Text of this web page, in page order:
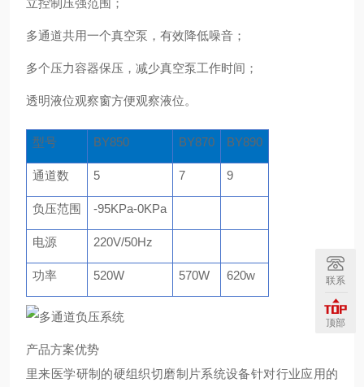
立控制压强范围；
多通道共用一个真空泵，有效降低噪音；
多个压力容器保压，减少真空泵工作时间；
透明液位观察窗方便观察液位。
型号 BY850 BY870 BY890
通道数 5 7 9
负压范围 -95KPa-0KPa
电源 220V/50Hz
功率 520W 570W 620w
产品方案优势
里来医学研制的硬组织切磨制片系统设备针对行业应用的
联系
顶部